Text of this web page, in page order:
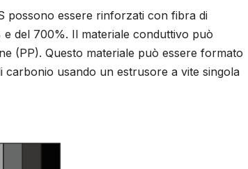
possono essere rinforzati con fibra di
del 700%. Il materiale conduttivo può
(PP). Questo materiale può essere formato
carbonio usando un estrusore a vite singola